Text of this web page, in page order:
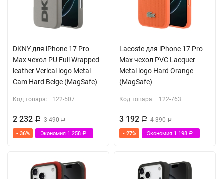
DKNY для iPhone 17 Pro
Max чехол PU Full Wrapped
leather Verical logo Metal
Cam Hard Beige (MagSafe)
Код товара: 122-507
2 232 Р 3 490Р
- 36% Экономия 1 258 Р
Lacoste для iPhone 17 Pro
Max чехол PVC Lacquer
Metal logo Hard Orange
(MagSafe)
Код товара: 122-763
3 192 Р 4 390Р
- 27% Экономия 1 198 Р